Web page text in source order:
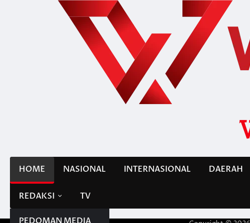
HOME NASIONAL INTERNASIONAL DAERAH
REDAKSI TV